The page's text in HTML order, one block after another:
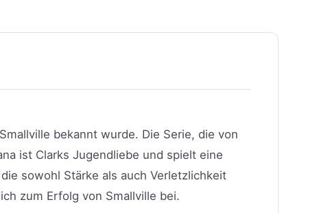
bekannt wurde. Die Serie, die von
ist Clarks Jugendliebe und spielt eine
sowohl Stärke als auch Verletzlichkeit
zum Erfolg von Smallville bei.